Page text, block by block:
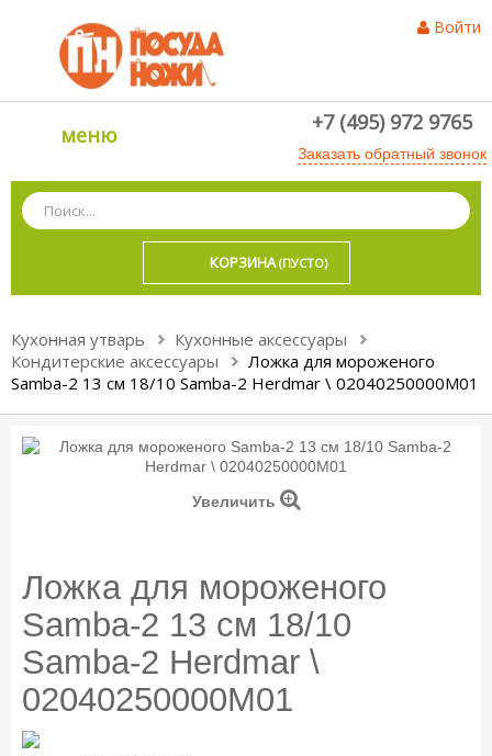
Войти
меню +7 (495) 972 9765
Заказать обратный звонок
КОРЗИНА (ПУСТО)
Кухонная утварь
Кухонные аксессуары
Кондитерские аксессуары
Ложка для мороженого
Samba-2 13 см 18/10 Samba-2 Herdmar \ 02040250000M01
Увеличить
Ложка для мороженого
Samba-2 13 см 18/10
Samba-2 Herdmar \
02040250000M01